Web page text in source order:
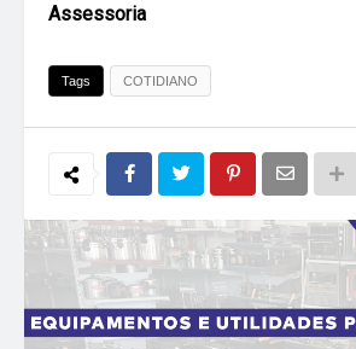
Assessoria
Tags COTIDIANO